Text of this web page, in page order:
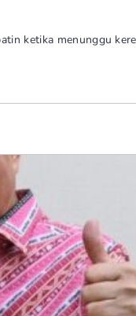
ketika menunggu